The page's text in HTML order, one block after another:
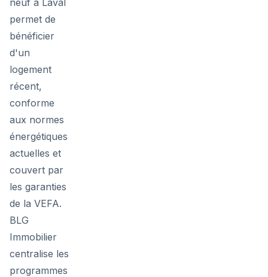
neuf à Laval
permet de
bénéficier
d'un
logement
récent,
conforme
aux normes
énergétiques
actuelles et
couvert par
les garanties
de la VEFA.
BLG
Immobilier
centralise les
programmes